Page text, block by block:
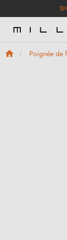
Poignée de